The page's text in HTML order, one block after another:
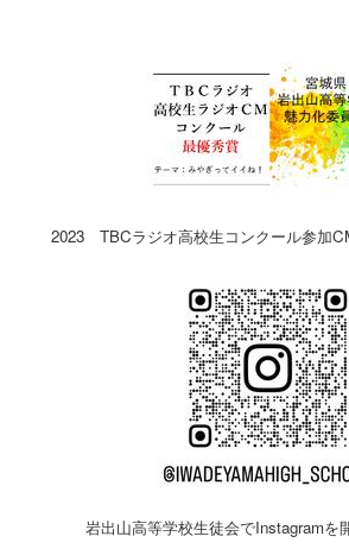
2023 TBCラジオ高校生コンクール参加
岩出山高等学校生徒会でInstagramを